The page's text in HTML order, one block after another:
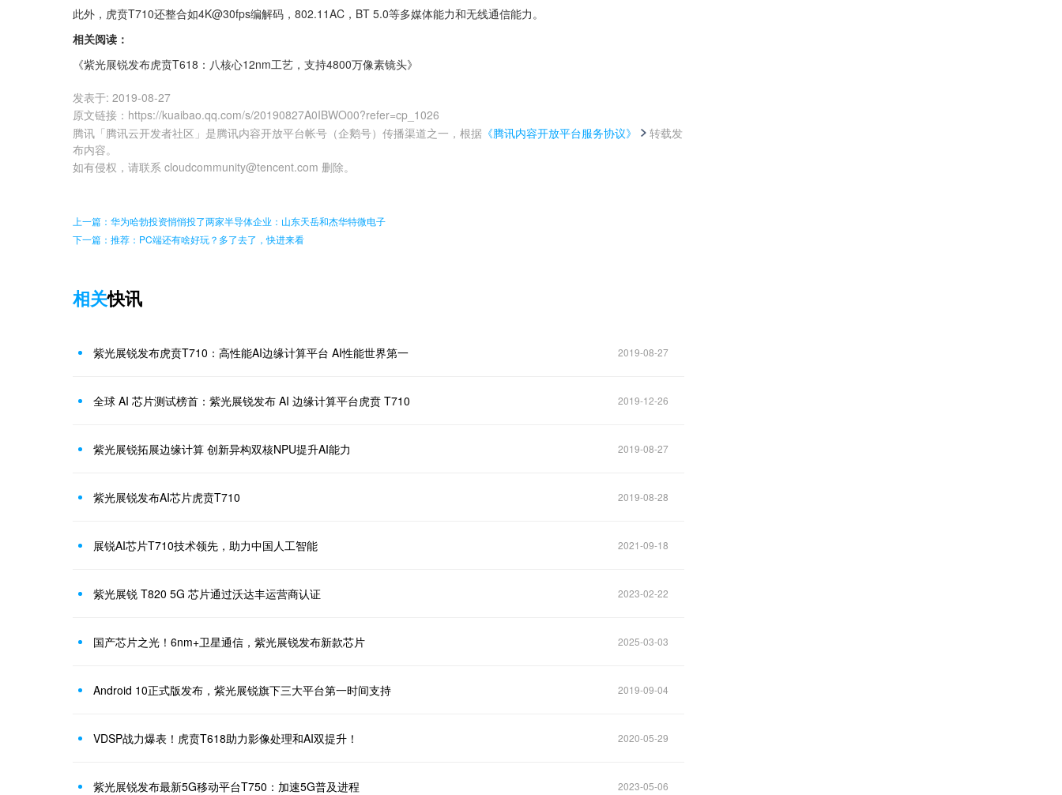
此外，虎贲T710还整合如4K@30fps编解码，802.11AC，BT 5.0等多媒体能力和无线通信能力。
相关阅读：
《紫光展锐发布虎贲T618：八核心12nm工艺，支持4800万像素镜头》
发表于: 2019-08-27
原文链接 ： https://kuaibao.qq.com/s/20190827A0IBWO00?refer=cp_1026
腾讯「腾讯云开发者社区」是腾讯内容开放平台帐号（企鹅号）传播渠道之一，根据 《腾讯内容开放平台服务协议》
转载发
布内容。
如有侵权，请联系 cloudcommunity@tencent.com 删除。
上一篇：华为哈勃投资悄悄投了两家半导体企业：山东天岳和杰华特微电子
下一篇：推荐：PC端还有啥好玩？多了去了，快进来看
相关快讯
紫光展锐发布虎贲T710：高性能AI边缘计算平台 AI性能世界第一 2019-08-27
全球 AI 芯片测试榜首：紫光展锐发布 AI 边缘计算平台虎贲 T710 2019-12-26
紫光展锐拓展边缘计算 创新异构双核NPU提升AI能力 2019-08-27
紫光展锐发布AI芯片虎贲T710 2019-08-28
展锐AI芯片T710技术领先，助力中国人工智能 2021-09-18
紫光展锐 T820 5G 芯片通过沃达丰运营商认证 2023-02-22
国产芯片之光！6nm+卫星通信，紫光展锐发布新款芯片 2025-03-03
Android 10正式版发布，紫光展锐旗下三大平台第一时间支持 2019-09-04
VDSP战力爆表！虎贲T618助力影像处理和AI双提升！ 2020-05-29
紫光展锐发布最新5G移动平台T750：加速5G普及进程 2023-05-06